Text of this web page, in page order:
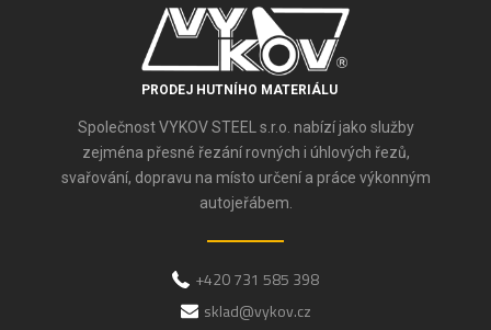
PRODEJ HUTNÍHO MATERIÁLU
Společnost VYKOV STEEL s.r.o. nabízí jako služby
zejména přesné řezání rovných i úhlových řezů,
svařování, dopravu na místo určení a práce výkonným
autojeřábem.
+420 731 585 398
sklad@vykov.cz